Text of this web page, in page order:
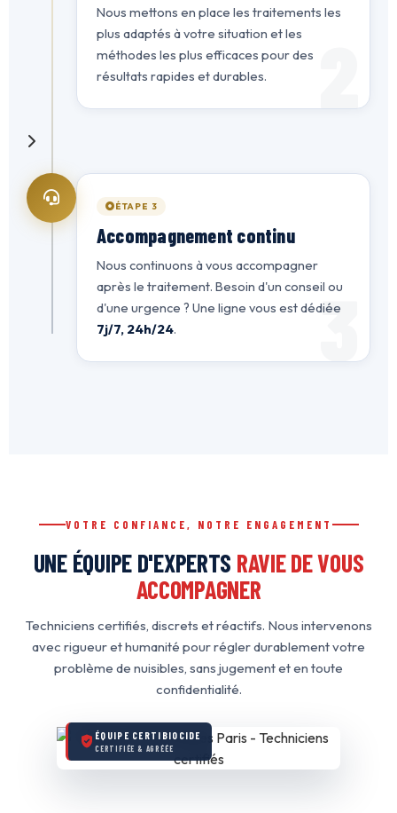
Nous mettons en place les traitements les
plus adaptés à votre situation et les
méthodes les plus efficaces pour des
résultats rapides et durables.
3
ÉTAPE 3
Accompagnement continu
Nous continuons à vous accompagner
après le traitement. Besoin d'un conseil ou
d'une urgence ? Une ligne vous est dédiée
7j/7, 24h/24.
VOTRE CONFIANCE, NOTRE ENGAGEMENT
UNE ÉQUIPE D'EXPERTS RAVIE DE VOUS
ACCOMPAGNER
Techniciens certifiés, discrets et réactifs. Nous intervenons
avec rigueur et humanité pour régler durablement votre
problème de nuisibles, sans jugement et en toute
confidentialité.
ÉQUIPE CERTIBIOCIDE
CERTIFIÉE & AGRÉÉE